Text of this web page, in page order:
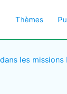
Thèmes
les missions